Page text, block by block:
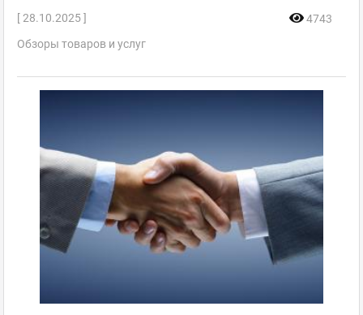
[ 28.10.2025 ]
4743
Обзоры товаров и услуг